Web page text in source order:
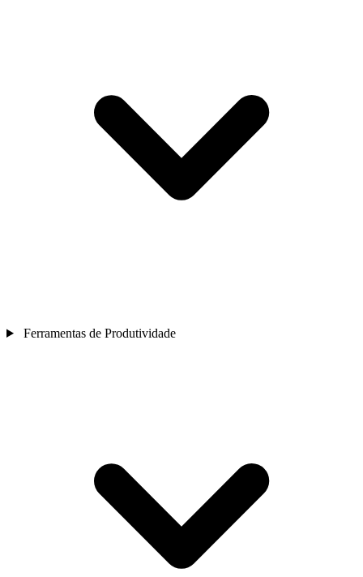
Ferramentas de Produtividade